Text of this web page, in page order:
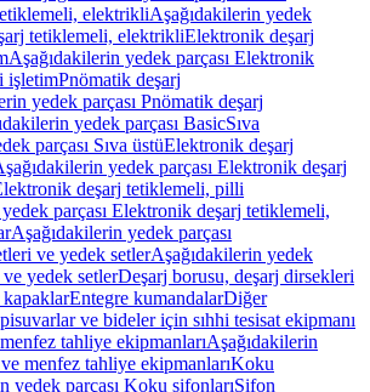
elektrikliAşağıdakilerin yedek
tetiklemeli, elektrikliElektronik deşarj
Aşağıdakilerin yedek parçası Elektronik
işletimPnömatik deşarj
yedek parçası Pnömatik deşarj
yedek parçası BasicSıva
parçası Sıva üstüElektronik deşarj
yedek parçası Elektronik deşarj
deşarj tetiklemeli, pilli
parçası Elektronik deşarj tetiklemeli,
Aşağıdakilerin yedek parçası
ve yedek setlerAşağıdakilerin yedek
yedek setlerDeşarj borusu, deşarj dirsekleri
Entegre kumandalarDiğer
ve bideler için sıhhi tesisat ekipmanı
tahliye ekipmanlarıAşağıdakilerin
menfez tahliye ekipmanlarıKoku
yedek parçası Koku sifonlarıSifon